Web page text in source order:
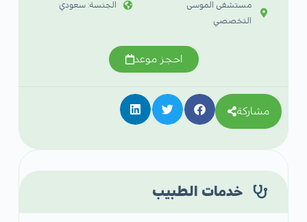
مستشفى الموسى
التخصصي
الجنسة: سعودي
احجز موعد
مشاركة
خدمات الطبيب